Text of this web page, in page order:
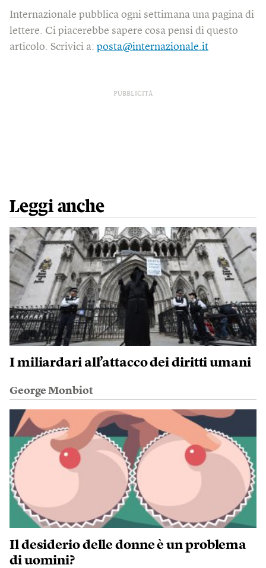
Internazionale pubblica ogni settimana una pagina di
lettere. Ci piacerebbe sapere cosa pensi di questo
articolo. Scrivici a: posta@internazionale.it
PUBBLICITÀ
Leggi anche
I miliardari all’attacco dei diritti umani
George Monbiot
Il desiderio delle donne è un problema
di uomini?